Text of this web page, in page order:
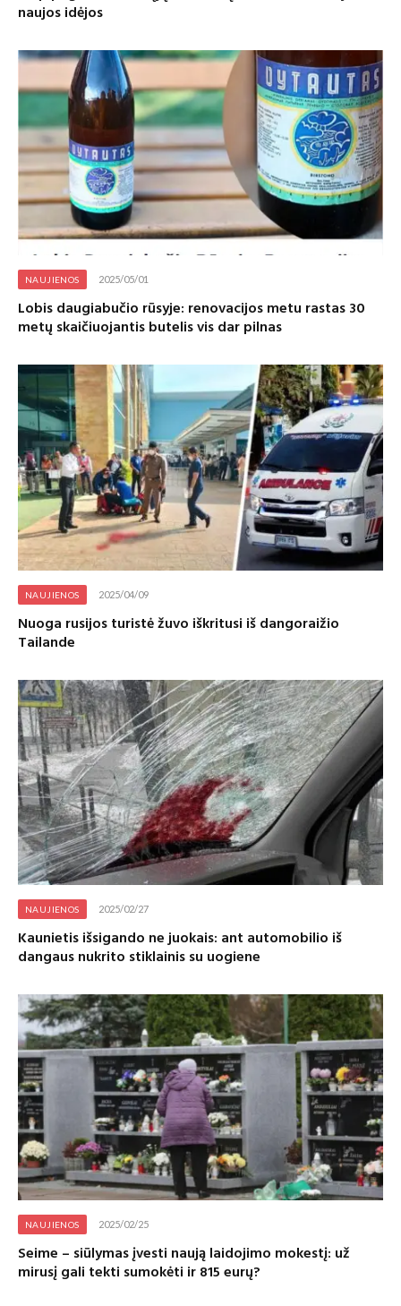
naujos idėjos
NAUJIENOS 2025/05/01
Lobis daugiabučio rūsyje: renovacijos metu rastas 30
metų skaičiuojantis butelis vis dar pilnas
NAUJIENOS 2025/04/09
Nuoga rusijos turistė žuvo iškritusi iš dangoraižio
Tailande
NAUJIENOS 2025/02/27
Kaunietis išsigando ne juokais: ant automobilio iš
dangaus nukrito stiklainis su uogiene
NAUJIENOS 2025/02/25
Seime – siūlymas įvesti naują laidojimo mokestį: už
mirusį gali tekti sumokėti ir 815 eurų?